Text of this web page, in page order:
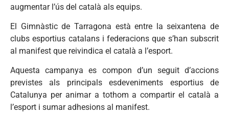
augmentar l’ús del català als equips.
El Gimnàstic de Tarragona està entre la seixantena de
clubs esportius catalans i federacions que s’han subscrit
al manifest que reivindica el català a l’esport.
Aquesta campanya es compon d’un seguit d’accions
previstes als principals esdeveniments esportius de
Catalunya per animar a tothom a compartir el català a
l’esport i sumar adhesions al manifest.